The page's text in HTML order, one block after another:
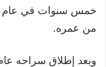
من عمره.